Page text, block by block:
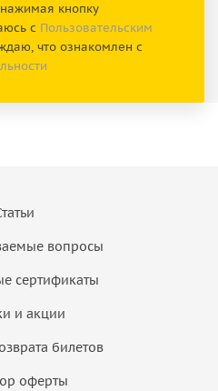
кнопку
с Пользовательским
что ознакомлен с
вопросы
сертификаты
и акции
билетов
оферты